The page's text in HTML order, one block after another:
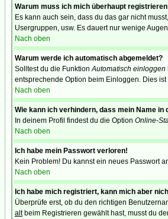
Warum muss ich mich überhaupt
Es kann auch sein, dass du das gar nicht
Usergruppen, usw. Es dauert nur wenige
Nach oben
Warum werde ich automatisch abgemeldet?
Solltest du die FunktionAutomatisch einloggen
entsprechende Option beim Einloggen. Dies
Nach oben
Wie kann ich verhindern, dass mein Name
In deinem Profil findest du die Option Online-
Nach oben
Ich habe mein Passwort verloren!
Kein Problem! Du kannst ein neues Passwort
Nach oben
Ich habe mich registriert, kann mich aber
Überprüfe erst, ob du den richtigen
altbeim Registrieren gewählt hast, musst du